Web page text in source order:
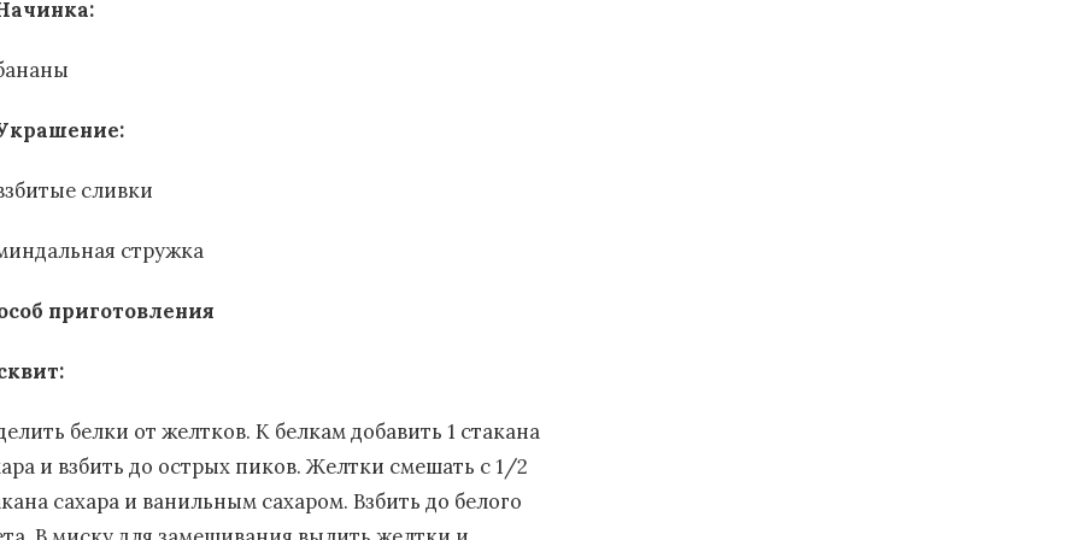
сливки
стружка
приготовления
белки от желтков. К белкам добавить 1 стакана
и взбить до острых пиков. Желтки смешать с 1/2
сахара и ванильным сахаром. Взбить до белого